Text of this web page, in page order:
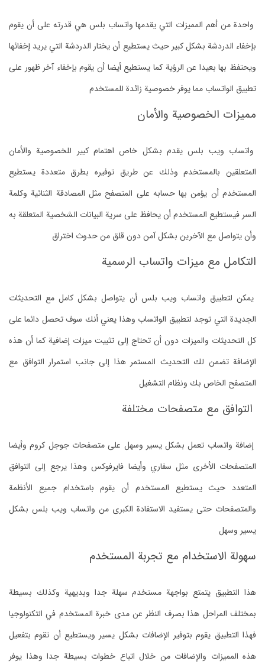
واحدة من أهم المميزات التي يقدمها واتساب بلس هي قدرته على أن يقوم
بإخفاء الدردشة بشكل كبير حيث يستطيع أن يختار الدردشة التي يريد إخفائها
ويحتفظ بها بعيدا عن الرؤية كما يستطيع أيضا أن يقوم بإخفاء آخر ظهور على
تطبيق الواتساب مما يوفر خصوصية زائدة للمستخدم
مميزات الخصوصية والأمان
واتساب ويب بلس يقدم بشكل خاص اهتمام كبير للخصوصية والأمان
المتعلقين بالمستخدم وذلك عن طريق توفيره بطرق متعددة يستطيع
المستخدم أن يؤمن بها حسابه على المتصفح مثل المصادقة الثنائية وكلمة
السر فيستطيع المستخدم أن يحافظ على سرية البيانات الشخصية المتعلقة به
وأن يتواصل مع الآخرين بشكل آمن دون قلق من حدوث اختراق
التكامل مع ميزات واتساب الرسمية
يمكن لتطبيق واتساب ويب بلس أن يتواصل بشكل كامل مع التحديثات
الجديدة التي توجد لتطبيق الواتساب وهذا يعني أنك سوف تحصل دائما على
كل التحديثات والميزات دون أن تحتاج إلى تثبيت ميزات إضافية كما أن هذه
الإضافة تضمن لك التحديث المستمر هذا إلى جانب استمرار التوافق مع
المتصفح الخاص بك ونظام التشغيل
التوافق مع متصفحات مختلفة
إضافة واتساب تعمل بشكل يسير وسهل على متصفحات جوجل كروم وأيضا
المتصفحات الأخرى مثل سفاري وأيضا فايرفوكس وهذا يرجع إلى التوافق
المتعدد حيث يستطيع المستخدم أن يقوم باستخدام جميع الأنظمة
والمتصفحات حتى يستفيد الاستفادة الكبرى من واتساب ويب بلس بشكل
يسير وسهل
سهولة الاستخدام مع تجربة المستخدم
هذا التطبيق يتمتع بواجهة مستخدم سهلة جدا وبديهية وكذلك بسيطة
بمختلف المراحل هذا بصرف النظر عن مدى خبرة المستخدم في التكنولوجيا
فهذا التطبيق يقوم بتوفير الإضافات بشكل يسير ويستطيع أن تقوم بتفعيل
هذه المميزات والإضافات من خلال اتباع خطوات بسيطة جدا وهذا يوفر